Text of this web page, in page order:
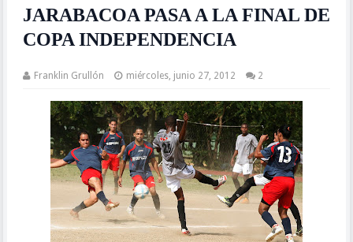
JARABACOA PASA A LA FINAL DE
COPA INDEPENDENCIA
Franklin Grullón miércoles, junio 27, 2012 2